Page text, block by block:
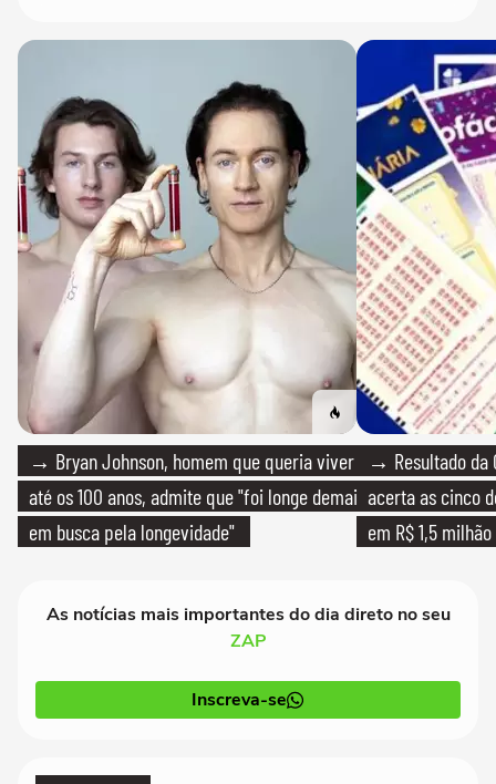
→ Bryan Johnson, homem que queria viver
até os 100 anos, admite que "foi longe demais
em busca pela longevidade"
→ Resultado da
acerta as cinco
em R$ 1,5 milhão
As notícias mais importantes do dia direto no seu
ZAP
Inscreva-se